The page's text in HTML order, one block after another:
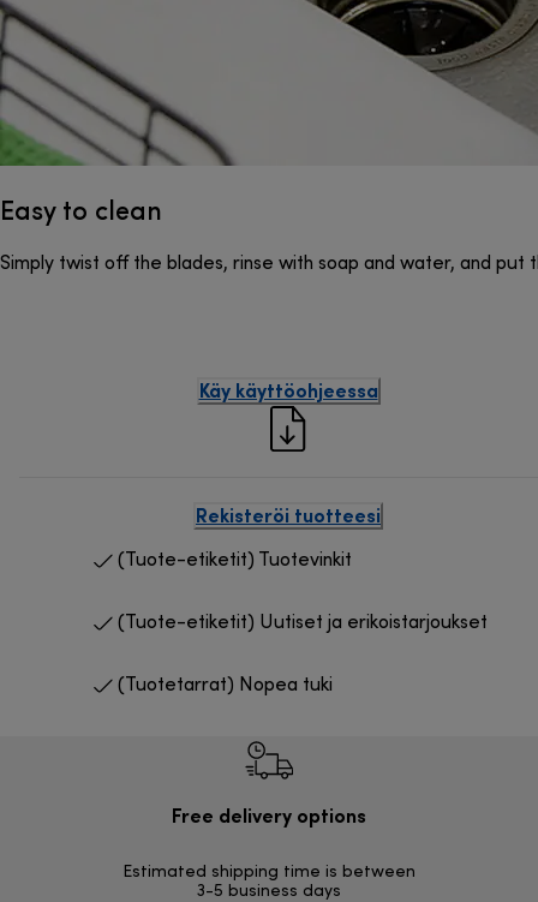
Easy to clean
Simply twist off the blades, rinse with soap and water, and put
Käy käyttöohjeessa
Rekisteröi tuotteesi
(Tuote-etiketit) Tuotevinkit
(Tuote-etiketit) Uutiset ja erikoistarjoukset
(Tuotetarrat) Nopea tuki
Free delivery options
Estimated shipping time is between
3-5 business days